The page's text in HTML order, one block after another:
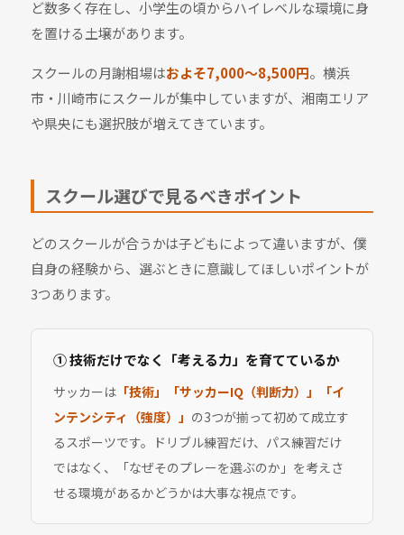
ど数多く存在し、小学生の頃からハイレベルな環境に身
を置ける土壌があります。
スクールの月謝相場はおよそ7,000〜8,500円。横浜
市・川崎市にスクールが集中していますが、湘南エリア
や県央にも選択肢が増えてきています。
スクール選びで見るべきポイント
どのスクールが合うかは子どもによって違いますが、僕
自身の経験から、選ぶときに意識してほしいポイントが
3つあります。
① 技術だけでなく「考える力」を育てているか
サッカーは 「技術」「サッカーIQ（判断力）」「イ
ンテンシティ（強度）」 の3つが揃って初めて成立す
るスポーツです。ドリブル練習だけ、パス練習だけ
ではなく、「なぜそのプレーを選ぶのか」を考えさ
せる環境があるかどうかは大事な視点です。